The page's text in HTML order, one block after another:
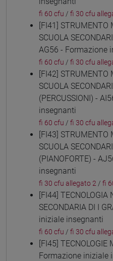
fi 60 cfu / fi 30 cfu
[FI41] STRUMENTO
SCUOLA
AG56 - Formazione
fi 60 cfu / fi 30 cfu
[FI42] STRUMENTO
SCUOLA
(PERCUSSIONI) -
insegnanti
fi 60 cfu / fi 30 cfu
[FI43] STRUMENTO
SCUOLA
(PIANOFORTE) -
insegnanti
fi 30 cfu allegato 2 / fi
[FI44] TECNOLOGIA
SECONDARIA DI I
iniziale insegnanti
fi 60 cfu / fi 30 cfu
[FI45] TECNOLOGIE
Formazione iniziale